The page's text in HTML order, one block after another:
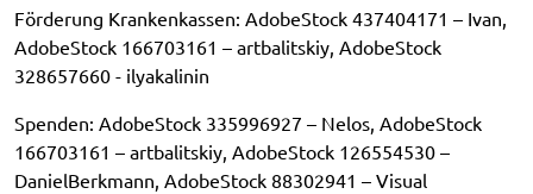
Förderung Krankenkassen: AdobeStock 437404171 – Ivan,
AdobeStock 166703161 – artbalitskiy, AdobeStock
328657660 - ilyakalinin
Spenden: AdobeStock 335996927 – Nelos, AdobeStock
166703161 – artbalitskiy, AdobeStock 126554530 –
DanielBerkmann, AdobeStock 88302941 – Visual